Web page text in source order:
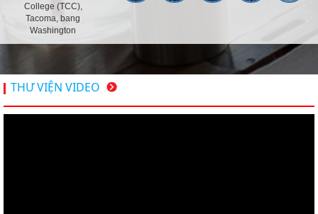
College (TCC),
Tacoma, bang
Washington
THƯ VIỆN VIDEO